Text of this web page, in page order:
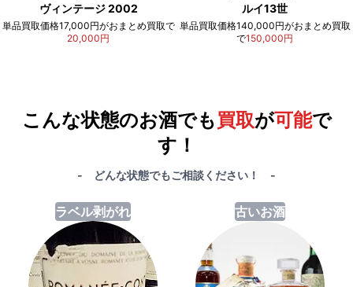
ヴィンテージ 2002
単品買取価格17,000円がおまとめ買取で
20,000円
ルイ13世
単品買取価格140,000円がおまとめ買取
で150,000円
こんな状態のお酒でも買取が可能で
す！
- どんな状態でもご相談ください！ -
ラベル剥がれ 古いお酒